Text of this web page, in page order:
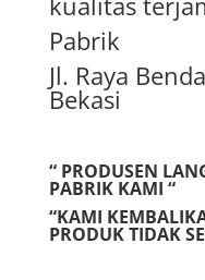
Pabrik
Jl. Raya
Bekasi
“ PRODUSEN
PABRIK KAMI “
“KAMI
PRODUK TIDAK